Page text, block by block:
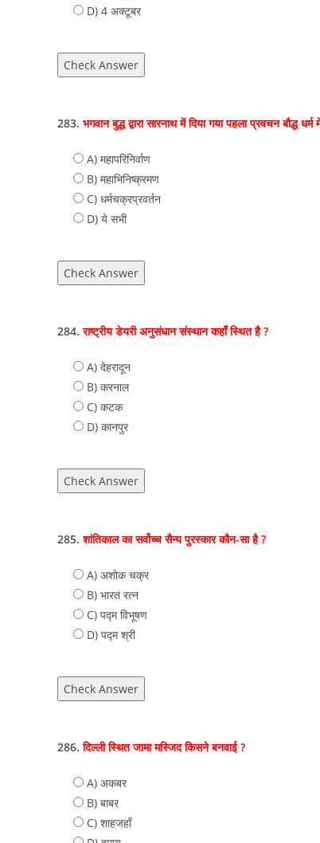
D) 4 अक्टूबर
Check Answer
283. भगवान बुद्ध द्वारा सारनाथ में दिया गया पहला प्रवचन बौद्ध
A) महापरिनिर्वाण
B) महाभिनिष्‍क्रमण
C) धर्मचक्रप्रवर्तन
D) ये सभी
Check Answer
284.राष्ट्रीय डेयरी अनुसंधान संस्थान कहाँ स्थित है ?
A) देहरादून
B) करनाल
C) कटक
D) कानपुर
Check Answer
285.शांतिकाल का सर्वोच्च सैन्य पुरस्कार कौन-सा है ?
A) अशोक चक्र
B) भारत रत्‍न
C) पद्म विभूषण
D) पद्म श्री
Check Answer
286. दिल्ली स्थित जामा मस्जिद किसने बनवाई ?
A) अकबर
B) बाबर
C) शाहजहाँ